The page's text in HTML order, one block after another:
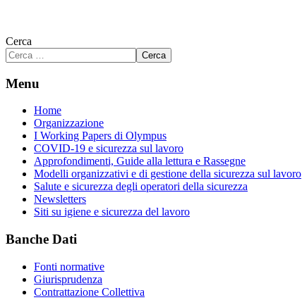
Cerca
Cerca
Menu
Home
Organizzazione
I Working Papers di Olympus
COVID-19 e sicurezza sul lavoro
Approfondimenti, Guide alla lettura e Rassegne
Modelli organizzativi e di gestione della sicurezza sul lavoro
Salute e sicurezza degli operatori della sicurezza
Newsletters
Siti su igiene e sicurezza del lavoro
Banche Dati
Fonti normative
Giurisprudenza
Contrattazione Collettiva